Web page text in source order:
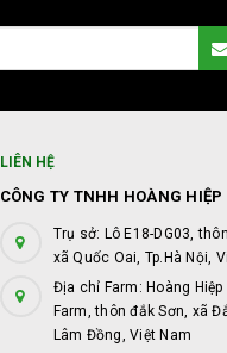
LIÊN HỆ
CÔNG TY TNHH HOÀNG HIỆP
Trụ sở: Lô E18-DG03,
xã Quốc Oai, Tp.Hà Nội,
Địa chỉ Farm: Hoàng
Farm, thôn đắk Sơn, xã
Lâm Đồng, Việt Nam